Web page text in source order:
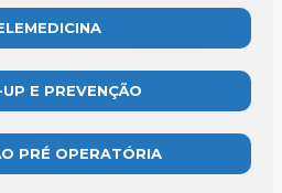
E PREVENÇÃO
PRÉ OPERATÓRIA